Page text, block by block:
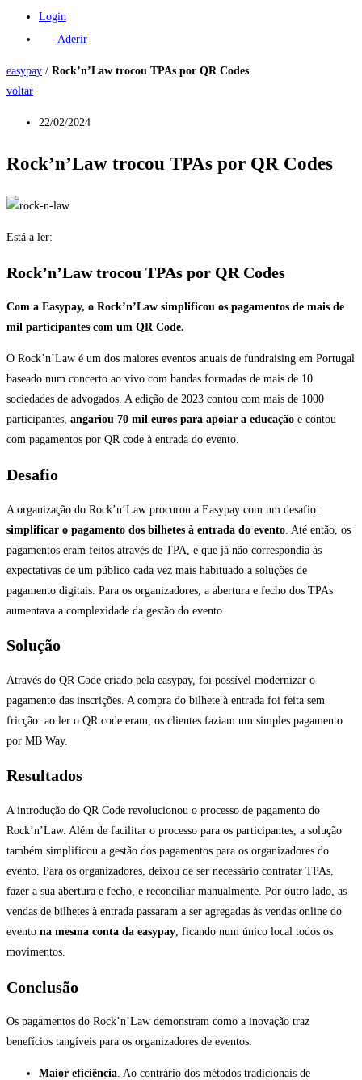
Login
Aderir
easypay / Rock’n’Law trocou TPAs por QR Codes
voltar
22/02/2024
Rock’n’Law trocou TPAs por QR Codes
Está a ler:
Rock’n’Law trocou TPAs por QR Codes
Com a Easypay, o Rock’n’Law simplificou os pagamentos de mais de
mil participantes com um QR Code.
O Rock’n’Law é um dos maiores eventos anuais de fundraising em Portugal
baseado num concerto ao vivo com bandas formadas de mais de 10
sociedades de advogados. A edição de 2023 contou com mais de 1000
participantes, angariou 70 mil euros para apoiar a educação e contou
com pagamentos por QR code à entrada do evento.
Desafio
A organização do Rock’n’Law procurou a Easypay com um desafio:
simplificar o pagamento dos bilhetes à entrada do evento . Até então, os
pagamentos eram feitos através de TPA, e que já não correspondia às
expectativas de um público cada vez mais habituado a soluções de
pagamento digitais. Para os organizadores, a abertura e fecho dos TPAs
aumentava a complexidade da gestão do evento.
Solução
Através do QR Code criado pela easypay, foi possível modernizar o
pagamento das inscrições. A compra do bilhete à entrada foi feita sem
fricção: ao ler o QR code eram, os clientes faziam um simples pagamento
por MB Way.
Resultados
A introdução do QR Code revolucionou o processo de pagamento do
Rock’n’Law. Além de facilitar o processo para os participantes, a solução
também simplificou a gestão dos pagamentos para os organizadores do
evento. Para os organizadores, deixou de ser necessário contratar TPAs,
fazer a sua abertura e fecho, e reconciliar manualmente. Por outro lado, as
vendas de bilhetes à entrada passaram a ser agregadas às vendas online do
evento na mesma conta da easypay , ficando num único local todos os
movimentos.
Conclusão
Os pagamentos do Rock’n’Law demonstram como a inovação traz
benefícios tangíveis para os organizadores de eventos:
Maior eficiência. Ao contrário dos métodos tradicionais de